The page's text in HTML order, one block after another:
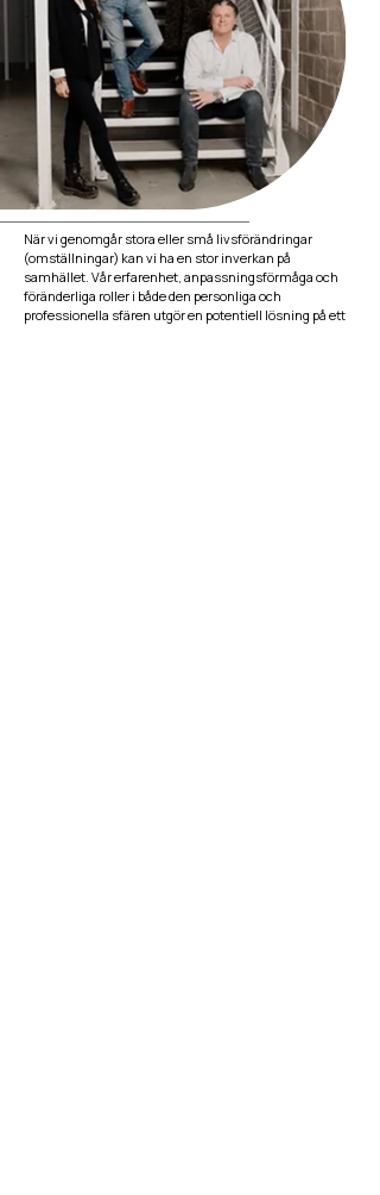
När vi genomgår stora eller små livsförändringar
(omställningar) kan vi ha en stor inverkan på
samhället. Vår erfarenhet, anpassningsförmåga och
föränderliga roller i både den personliga och
professionella sfären utgör en potentiell lösning på ett